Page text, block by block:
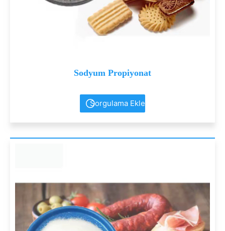
Sodyum Propiyonat
Sorgulama Ekle